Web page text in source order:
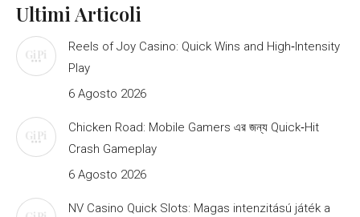
Ultimi Articoli
Reels of Joy Casino: Quick Wins and High‑Intensity
Play
6 Agosto 2026
Chicken Road: Mobile Gamers এর জন্য Quick‑Hit
Crash Gameplay
6 Agosto 2026
NV Casino Quick Slots: Magas intenzitású játék a